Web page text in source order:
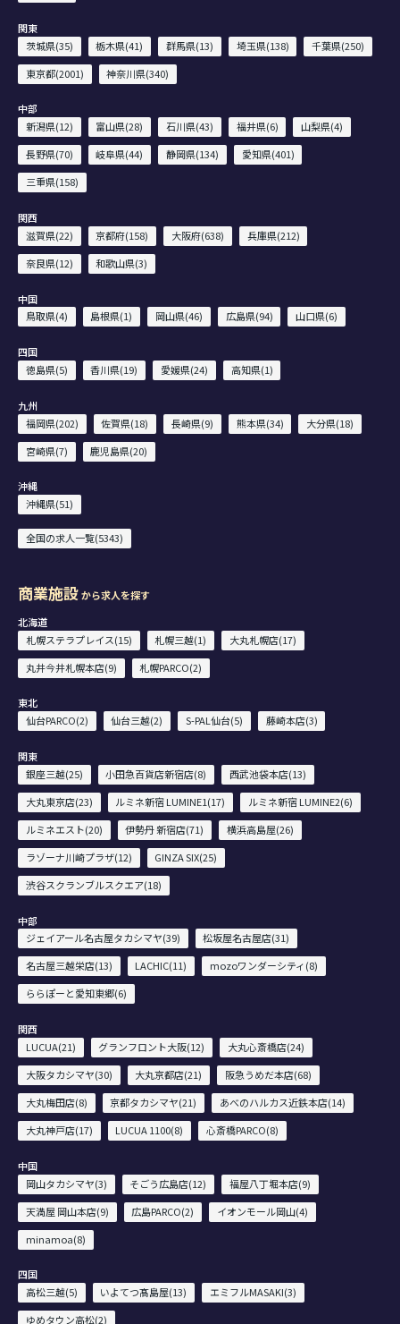
関東
茨城県(35)
栃木県(41) 群馬県(13) 埼玉県(138)
千葉県(250)
東京都(2001)
神奈川県(340)
中部
新潟県(12)
富山県(28) 石川県(43) 福井県(6)
山梨県(4)
長野県(70)
岐阜県(44) 静岡県(134)
愛知県(401)
三重県(158)
関西
滋賀県(22)
京都府(158) 大阪府(638)
兵庫県(212)
奈良県(12)
和歌山県(3)
中国
鳥取県(4)
島根県(1) 岡山県(46) 広島県(94) 山口県(6)
四国
徳島県(5)
香川県(19) 愛媛県(24) 高知県(1)
九州
福岡県(202)
佐賀県(18) 長崎県(9) 熊本県(34)
大分県(18)
宮崎県(7)
鹿児島県(20)
沖縄
沖縄県(51)
全国の求人一覧(5343)
商業施設から求人を探す
北海道
札幌ステラプレイス(15)
札幌三越(1)
大丸札幌店(17)
丸井今井札幌本店(9)
札幌PARCO(2)
東北
仙台PARCO(2)
仙台三越(2) S-PAL仙台(5) 藤崎本店(3)
関東
銀座三越(25)
小田急百貨店新宿店(8)
西武池袋本店(13)
大丸東京店(23)
ルミネ新宿 LUMINE1(17)
ルミネ新宿 LUMINE2(6)
ルミネエスト(20)
伊勢丹 新宿店(71)
横浜高島屋(26)
ラゾーナ川崎プラザ(12)
GINZA SIX(25)
渋谷スクランブルスクエア(18)
中部
ジェイアール名古屋タカシマヤ(39)
松坂屋名古屋店(31)
名古屋三越栄店(13)
LACHIC(11)
mozoワンダーシティ(8)
ららぽーと愛知東郷(6)
関西
LUCUA(21)
グランフロント大阪(12)
大丸心斎橋店(24)
大阪タカシマヤ(30)
大丸京都店(21)
阪急うめだ本店(68)
大丸梅田店(8)
京都タカシマヤ(21)
あべのハルカス近鉄本店(14)
大丸神戸店(17)
LUCUA 1100(8) 心斎橋PARCO(8)
中国
岡山タカシマヤ(3)
そごう広島店(12)
福屋八丁堀本店(9)
天満屋 岡山本店(9)
広島PARCO(2)
イオンモール岡山(4)
minamoa(8)
四国
高松三越(5)
いよてつ髙島屋(13)
エミフルMASAKI(3)
ゆめタウン高松(2)